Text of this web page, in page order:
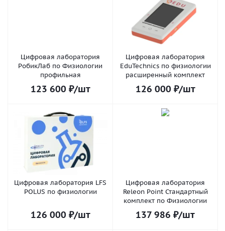
Цифровая лаборатория
РобикЛаб по Физиологии
профильная
123 600 ₽/шт
Цифровая лаборатория
EduTechnics по физиологии
расширенный комплект
126 000 ₽/шт
Цифровая лаборатория LFS
POLUS по физиологии
126 000 ₽/шт
Цифровая лаборатория
Releon Point Стандартный
комплект по Физиологии
137 986 ₽/шт